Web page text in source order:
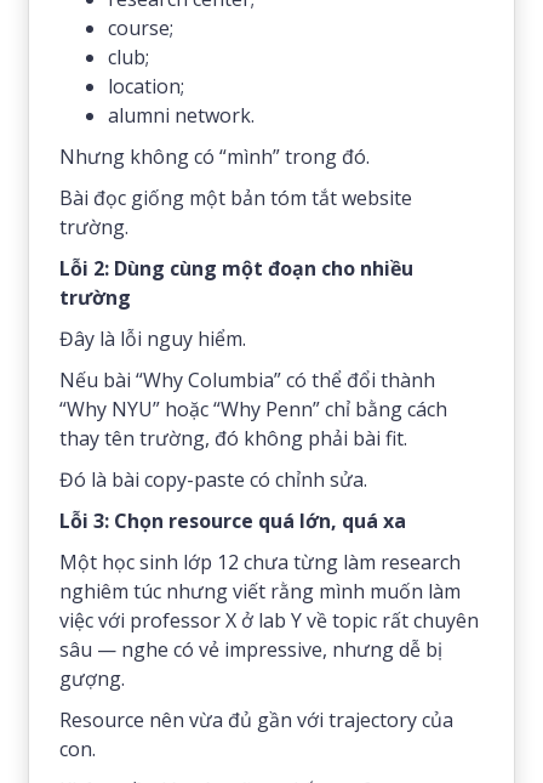
course;
club;
location;
alumni network.
Nhưng không có “mình” trong đó.
Bài đọc giống một bản tóm tắt website
trường.
Lỗi 2: Dùng cùng một đoạn cho nhiều
trường
Đây là lỗi nguy hiểm.
Nếu bài “Why Columbia” có thể đổi thành
“Why NYU” hoặc “Why Penn” chỉ bằng cách
thay tên trường, đó không phải bài fit.
Đó là bài copy-paste có chỉnh sửa.
Lỗi 3: Chọn resource quá lớn, quá xa
Một học sinh lớp 12 chưa từng làm research
nghiêm túc nhưng viết rằng mình muốn làm
việc với professor X ở lab Y về topic rất chuyên
sâu — nghe có vẻ impressive, nhưng dễ bị
gượng.
Resource nên vừa đủ gần với trajectory của
con.